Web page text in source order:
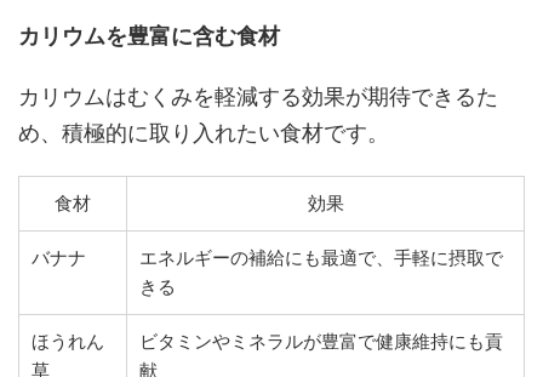
カリウムを豊富に含む食材
カリウムはむくみを軽減する効果が期待できるた
め、積極的に取り入れたい食材です。
食材 効果
バナナ
エネルギーの補給にも最適で、手軽に摂取で
きる
ほうれん
草
ビタミンやミネラルが豊富で健康維持にも貢
献